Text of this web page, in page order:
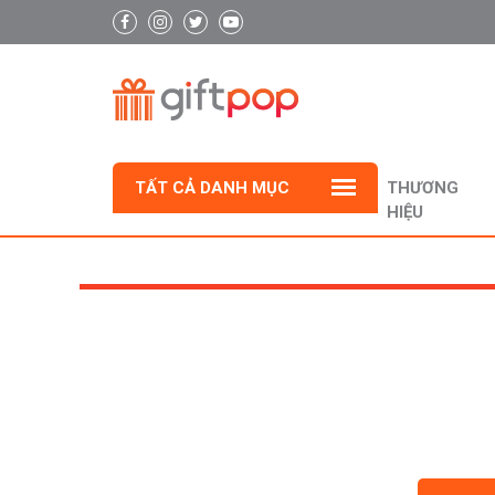
TẤT CẢ DANH MỤC
THƯƠNG
HIỆU